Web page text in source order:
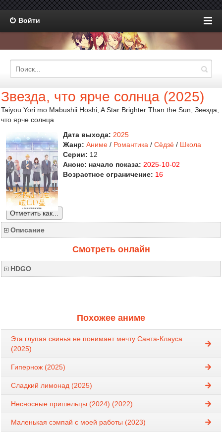
Войти
Звезда, что ярче солнца (2025)
Taiyou Yori mo Mabushii Hoshi, A Star Brighter Than the Sun, Звезда,
что ярче солнца
Дата выхода: 2025
Жанр: Аниме / Романтика / Сёдзё / Школа
Серии: 12
Анонс: начало показа: 2025-10-02
Возрастное ограничение: 16
Отметить как...
Описание
Смотреть онлайн
HDGO
Похожее аниме
Эта глупая свинья не понимает мечту Санта-Клауса
(2025)
Гипернож (2025)
Сладкий лимонад (2025)
Несносные пришельцы (2024) (2022)
Маленькая сэмпай с моей работы (2023)